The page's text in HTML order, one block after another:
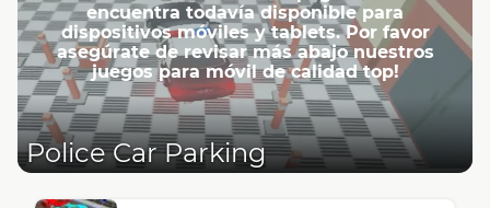
encuentra todavía disponible para
dispositivos móviles y tablets. Por favor
asegúrate de revisar más abajo nuestros
juegos para móvil de calidad top!
Police Car Parking